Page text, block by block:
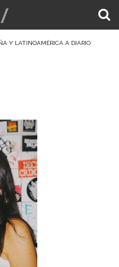
Y LATINOAMÉRICA A DIARIO